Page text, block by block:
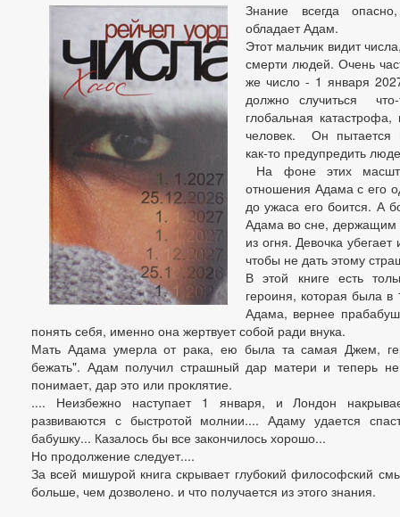
Знание всегда
обладает Адам.
Этот мальчик видит
смерти людей. Очень
же число - 1 января
должно случиться
глобальная
человек. Он пытается
как-то предупредить
На фоне этих
отношения Адама с его
до ужаса его боится. А
Адама во сне, держащим
из огня. Девочка
чтобы не дать этому
В этой книге есть
героиня, которая была в
Адама, вернее
понять себя, именно она жертвует собой ради внука.
Мать Адама умерла от рака, ею была та самая Джем,
бежать". Адам получил страшный дар матери и теперь
понимает, дар это или проклятие.
.... Неизбежно наступает 1 января, и Лондон
развиваются с быстротой молнии.... Адаму удается
бабушку... Казалось бы все закончилось хорошо...
Но продолжение следует....
За всей мишурой книга скрывает глубокий философский
больше, чем дозволено. и что получается из этого знания.